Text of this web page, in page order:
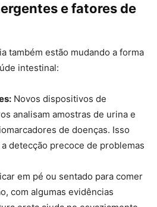
e fatores de
também estão mudando a forma
intestinal:
Novos dispositivos de
analisam amostras de urina e
de doenças. Isso
detecção precoce de problemas
em pé ou sentado para comer
com algumas evidências